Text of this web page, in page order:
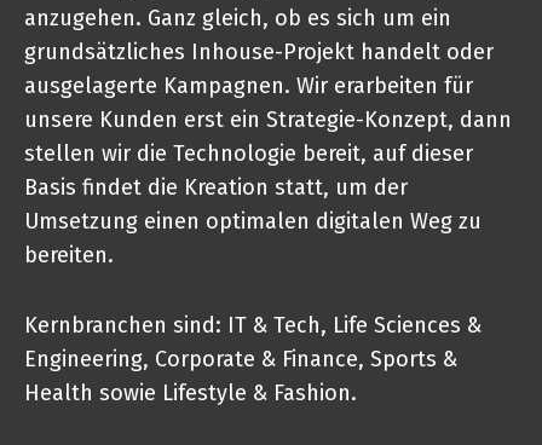
anzugehen. Ganz gleich, ob es sich um ein
grundsätzliches Inhouse-Projekt handelt oder
ausgelagerte Kampagnen. Wir erarbeiten für
unsere Kunden erst ein Strategie-Konzept, dann
stellen wir die Technologie bereit, auf dieser
Basis findet die Kreation statt, um der
Umsetzung einen optimalen digitalen Weg zu
bereiten.
Kernbranchen sind: IT & Tech, Life Sciences &
Engineering, Corporate & Finance, Sports &
Health sowie Lifestyle & Fashion.